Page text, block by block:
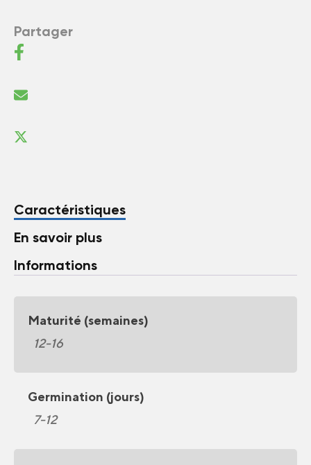
Partager
Caractéristiques
En savoir plus
Informations
Maturité (semaines)
12-16
Germination (jours)
7-12